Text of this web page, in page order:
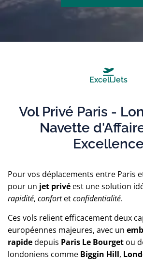
ExcellJets
Vol Privé Paris -
Navette
Excellence
Pour vos déplacements entre Paris
pour un jet privé est une solution
rapidité, confortetconfidentialité.
Ces vols relient efficacement deux
européennes majeures, avec un
rapidedepuis Paris Le Bourget ou
londoniens comme Biggin Hill,